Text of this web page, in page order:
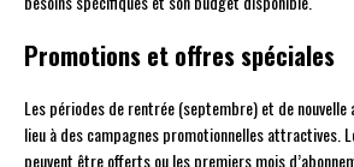
Promotions et offres spéciales
Les périodes de rentrée (septembre) et de nouvelle
lieu à des campagnes promotionnelles attractives.
peuvent être offerts ou les premiers mois